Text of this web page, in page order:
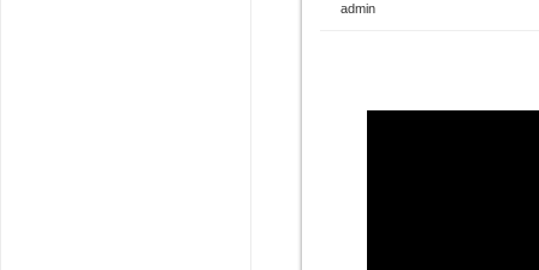
admin